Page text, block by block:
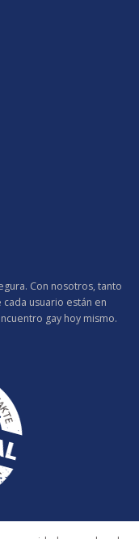
Con nosotros, tanto
usuario están en
gay hoy mismo.